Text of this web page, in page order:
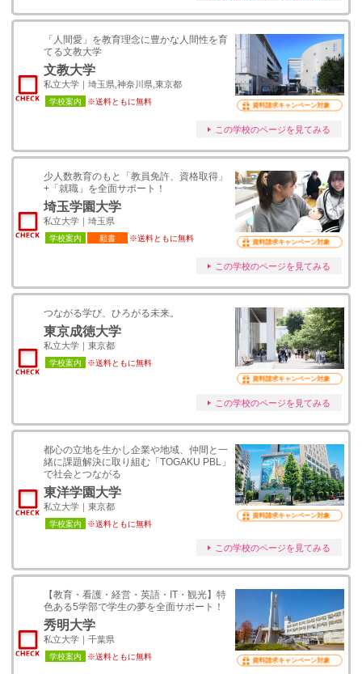
「人間愛」を教育理念に豊かな人間性を育
てる文教大学
文教大学
私立大学｜埼玉県,神奈川県,東京都
学校案内 ※送料ともに無料 資料請求キャンペーン対象
この学校のページを見てみる
少人数教育のもと「教員免許、資格取得」
+「就職」を全面サポート！
埼玉学園大学
私立大学｜埼玉県
学校案内 願書 ※送料ともに無料 資料請求キャンペーン対象
この学校のページを見てみる
つながる学び、ひろがる未来。
東京成徳大学
私立大学｜東京都
学校案内 ※送料ともに無料
資料請求キャンペーン対象
この学校のページを見てみる
都心の立地を生かし企業や地域、仲間と一
緒に課題解決に取り組む「TOGAKU PBL」
で社会とつながる
東洋学園大学
私立大学｜東京都
学校案内 ※送料ともに無料
資料請求キャンペーン対象
この学校のページを見てみる
【教育・看護・経営・英語・IT・観光】特
色ある5学部で学生の夢を全面サポート！
秀明大学
私立大学｜千葉県
学校案内 ※送料ともに無料 資料請求キャンペーン対象